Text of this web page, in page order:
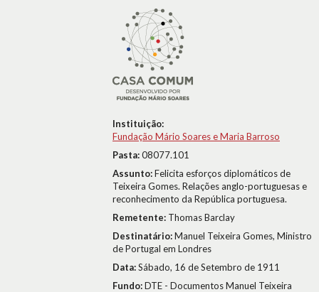
Instituição:
Fundação Mário Soares e Maria Barroso
Pasta:08077.101
Assunto:Felicita esforços diplomáticos de
Teixeira Gomes. Relações anglo-portuguesas e
reconhecimento da República portuguesa.
Remetente: Thomas Barclay
Destinatário:Manuel Teixeira Gomes, Ministro
de Portugal em Londres
Data:Sábado, 16 de Setembro de 1911
Fundo:DTE - Documentos Manuel Teixeira